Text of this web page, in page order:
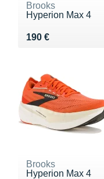
Brooks
Hyperion Max 4
190 €
Vendu 190 €
Brooks
Hyperion Max 4